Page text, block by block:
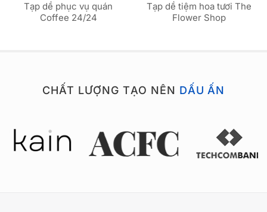
Tạp dề phục vụ quán
Coffee 24/24
Tạp dề tiệm hoa tươi The
Flower Shop
CHẤT LƯỢNG TẠO NÊN DẤU ẤN